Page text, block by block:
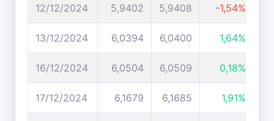
12/12/2024 5,9402 5,9408 -1,54%
13/12/2024 6,0394 6,0400 1,64%
16/12/2024 6,0504 6,0509 0,18%
17/12/2024 6,1679 6,1685 1,91%